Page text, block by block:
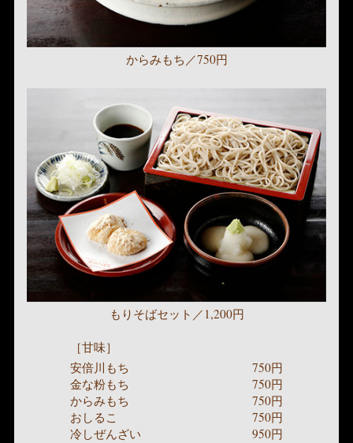
からみもち／750円
もりそばセット／1,200円
［甘味］
安倍川もち
750円
金な粉もち
750円
からみもち
750円
おしるこ
750円
冷しぜんざい
950円